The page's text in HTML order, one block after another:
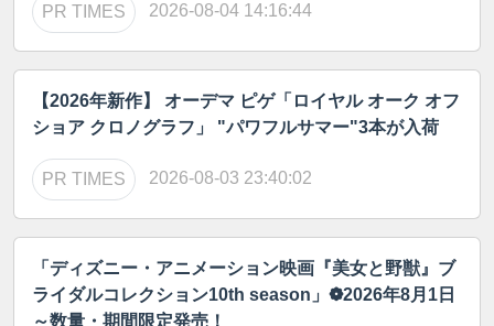
PR TIMES 2026-08-04 14:16:44
【2026年新作】 オーデマ ピゲ「ロイヤル オーク オフ
ショア クロノグラフ」 "パワフルサマー"3本が入荷
PR TIMES 2026-08-03 23:40:02
「ディズニー・アニメーション映画『美女と野獣』ブ
ライダルコレクション10th season」❁2026年8月1日
～数量・期間限定発売！